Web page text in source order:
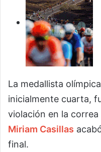
La medallista olímpica
inicialmente cuarta,
violación en la
Miriam Casillas
final.